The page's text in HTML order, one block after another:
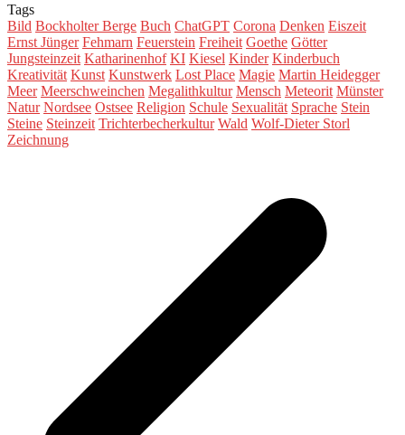
Tags
Bild Bockholter Berge Buch ChatGPT Corona Denken Eiszeit
Ernst Jünger Fehmarn Feuerstein Freiheit Goethe Götter
Jungsteinzeit Katharinenhof KI Kiesel Kinder Kinderbuch
Kreativität Kunst Kunstwerk Lost Place Magie Martin Heidegger
Meer Meerschweinchen Megalithkultur Mensch Meteorit Münster
Natur Nordsee Ostsee Religion Schule Sexualität Sprache Stein
Steine Steinzeit Trichterbecherkultur Wald Wolf-Dieter Storl
Zeichnung